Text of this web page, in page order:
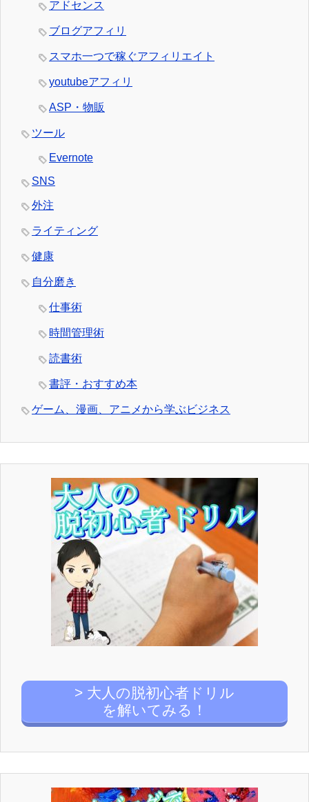
アドセンス
ブログアフィリ
スマホ一つで稼ぐアフィリエイト
youtubeアフィリ
ASP・物販
ツール
Evernote
SNS
外注
ライティング
健康
自分磨き
仕事術
時間管理術
読書術
書評・おすすめ本
ゲーム、漫画、アニメから学ぶビジネス
> 大人の脱初心者ドリル
を解いてみる！